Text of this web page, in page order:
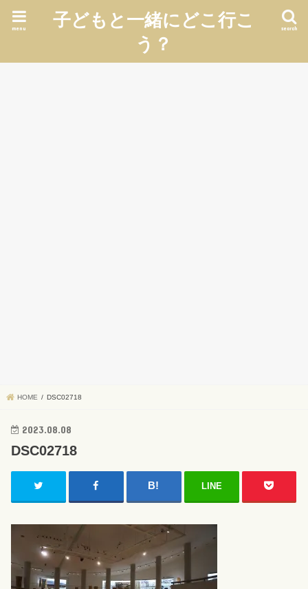
子どもと一緒にどこ行こ
う？
search
menu
HOME DSC02718
2023.08.08
DSC02718
LINE